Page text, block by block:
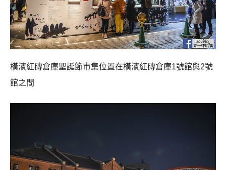
橫濱紅磚倉庫聖誕節市集位置在橫濱紅磚倉庫1號館與2號
館之間